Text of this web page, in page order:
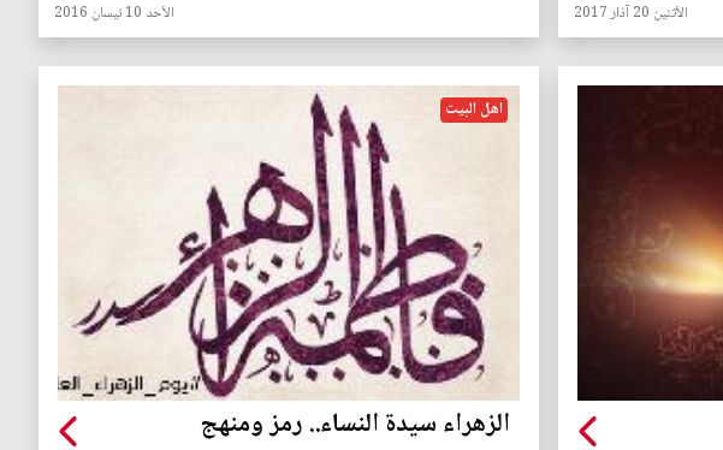
الأثنين 20 آذار 2017 الأحد 10 نيسان 2016
اهل البيت
الزهراء سيدة النساء.. رمز ومنهج